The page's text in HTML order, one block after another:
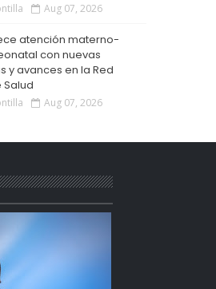
Aug 07, 2026
atención materno-
con nuevas
y avances en la Red
Salud
Aug 07, 2026